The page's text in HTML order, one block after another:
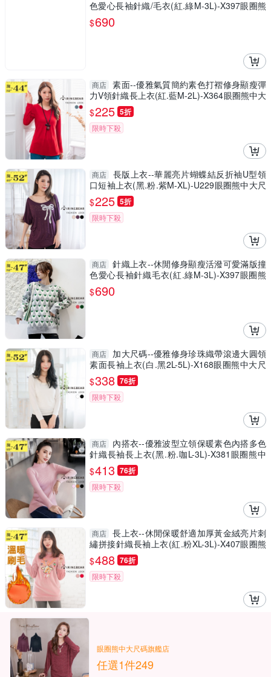
色愛心長袖針織/毛衣(紅.綠M-3L)-X397眼圈熊
中大尺碼
$690
商店 素面--優雅氣質簡約素色打褶修身顯瘦彈
力V領針織長上衣(紅.藍M-2L)-X364眼圈熊中大
尺碼
$225 5折
限時下殺
商店
長版上衣--華麗亮片蝴蝶結反折袖U型領
口短袖上衣(黑.粉.紫M-XL)-U229眼圈熊中大尺
碼
$225 5折
限時下殺
商店 針織上衣--休閒修身顯瘦活潑可愛滿版撞
色愛心長袖針織毛衣(紅.綠M-3L)-X397眼圈熊
中大尺碼◎
$690
商店
加大尺碼--優雅修身珍珠織帶滾邊大圓領
素面長袖上衣(白.黑2L-5L)-X168眼圈熊中大尺
碼
$338 76折
限時下殺
商店
內搭衣--優雅波型立領保暖素色內搭多色
針織長袖長上衣(黑.粉.咖L-3L)-X381眼圈熊中
大尺碼
$413 76折
限時下殺
商店 長上衣--休閒保暖舒適加厚黃金絨亮片刺
繡拼接針織長袖上衣(紅.粉XL-3L)-X407眼圈熊
中大尺碼
$488 76折
限時下殺
眼圈熊中大尺碼旗艦店
任選1件249